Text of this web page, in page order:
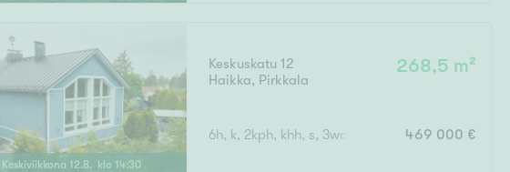
Keskiviikkona 12.8. klo 14:30
Keskuskatu 12
Haikka, Pirkkala
268,5 m²
6h, k, 2kph, khh, s, 3wc, 3vh, p, terassi, läm.var, ak
469 000 €